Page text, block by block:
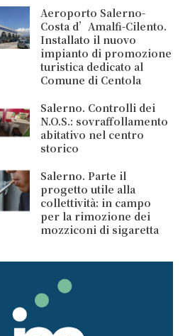
Aeroporto Salerno-
Costa d’Amalfi-Cilento.
Installato il nuovo
impianto di promozione
turistica dedicato al
Comune di Centola
Salerno. Controlli dei
N.O.S.: sovraffollamento
abitativo nel centro
storico
Salerno. Parte il
progetto utile alla
collettività: in campo
per la rimozione dei
mozziconi di sigaretta